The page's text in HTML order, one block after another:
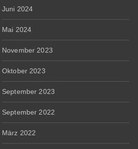
Juni 2024
Mai 2024
November 2023
Oktober 2023
September 2023
September 2022
März 2022